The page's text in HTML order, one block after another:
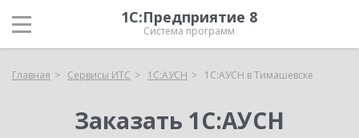
1С:Предприятие 8
Система программ
Главная Сервисы ИТС 1С:АУСН 1С:АУСН в Тимашевске
Заказать 1С:АУСН